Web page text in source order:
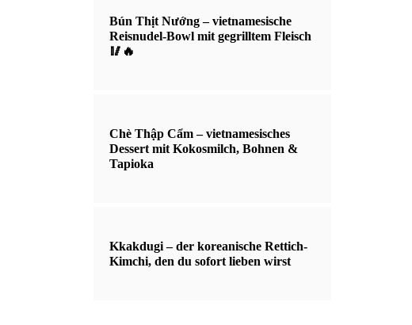
Bún Thịt Nướng – vietnamesische
Reisnudel-Bowl mit gegrilltem Fleisch
🥢🔥
Chè Thập Cẩm – vietnamesisches
Dessert mit Kokosmilch, Bohnen &
Tapioka
Kkakdugi – der koreanische Rettich-
Kimchi, den du sofort lieben wirst